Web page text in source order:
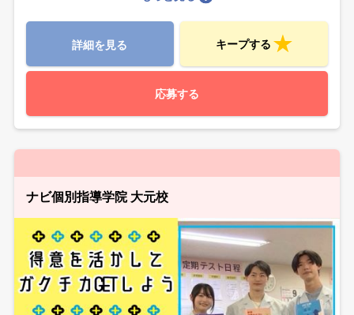
詳細を見る キープする
応募する
ナビ個別指導学院 大元校